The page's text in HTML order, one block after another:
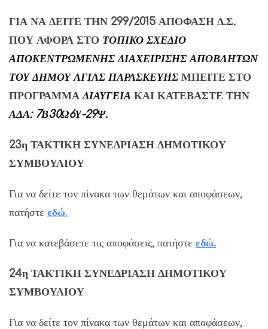
ΓΙΑ ΝΑ ΔΕΙΤΕ ΤΗΝ 299/2015 ΑΠΟΦΑΣΗ Δ.Σ.
ΠΟΥ ΑΦΟΡΑ ΣΤΟ ΤΟΠΙΚΟ ΣΧΕΔΙΟ
ΑΠΟΚΕΝΤΡΩΜΕΝΗΣ ΔΙΑΧΕΙΡΙΣΗΣ ΑΠΟΒΛΗΤΩΝ
ΤΟΥ ΔΗΜΟΥ ΑΓΙΑΣ ΠΑΡΑΣΚΕΥΗΣ ΜΠΕΙΤΕ ΣΤΟ
ΠΡΟΓΡΑΜΜΑΔΙΑΥΓΕΙΑ ΚΑΙ ΚΑΤΕΒΑΣΤΕ ΤΗΝ
ΑΔΑ: 7Β30Ω6Υ-29Ψ.
23η ΤΑΚΤΙΚΗ ΣΥΝΕΔΡΙΑΣΗ ΔΗΜΟΤΙΚΟΥ
ΣΥΜΒΟΥΛΙΟΥ
Για να δείτε τον πίνακα των θεμάτων και αποφάσεων,
πατήστε εδώ.
Για να κατεβάσετε τις αποφάσεις, πατήστε εδώ.
24η ΤΑΚΤΙΚΗ ΣΥΝΕΔΡΙΑΣΗ ΔΗΜΟΤΙΚΟΥ
ΣΥΜΒΟΥΛΙΟΥ
Για να δείτε τον πίνακα των θεμάτων και αποφάσεων,